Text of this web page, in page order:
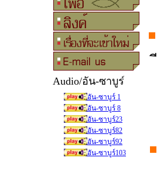
Audio/อัน-ซาบูร
อัน-ซาบูร์ 1
อัน-ซาบูร์ 8
อัน-ซาบูร์23
อัน-ซาบูร์82
อัน-ซาบูร์92
อัน-ซาบูร์103